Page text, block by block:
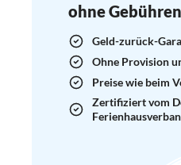
ohne
Geld-zurück-
Ohne Provision
Preise wie beim
Zertifiziert vom